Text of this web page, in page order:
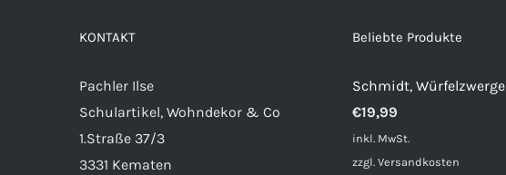
KONTAKT
Pachler Ilse
Schulartikel, Wohndekor & Co
1.Straße 37/3
3331 Kematen
Beliebte Produkte
Schmidt, Würfelzwerge
€19,99
inkl. MwSt.
zzgl. Versandkosten